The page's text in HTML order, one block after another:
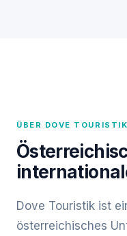
ÜBER DOVE TOURISTIK
Dove Touristik ist
österreichisches